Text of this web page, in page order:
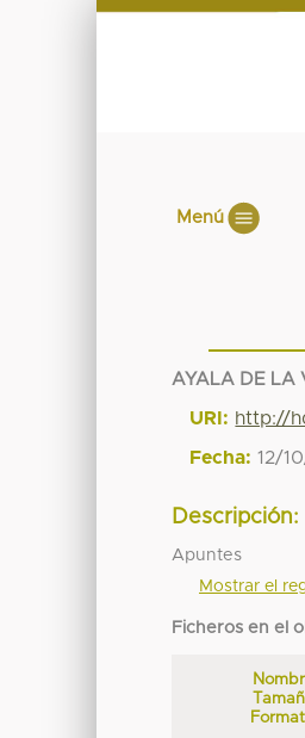
Menú
AYALA DE LA
URI: http://
Fecha: 12/
Descripción:
Apuntes
Mostrar el
Ficheros en el